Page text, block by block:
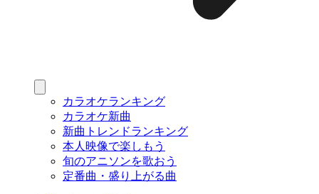
カラオケランキング
カラオケ新曲
新曲トレンドランキング
本人映像で楽しもう
旬のアニソンを歌おう
定番曲・盛り上がる曲